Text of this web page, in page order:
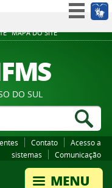
MAPA DO SITE
Participe
Legislação
Canais
DO SUL
Contato
Acesso a
sistemas
Comunicação